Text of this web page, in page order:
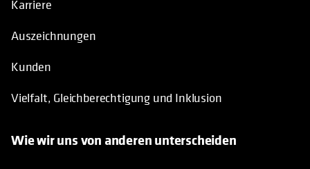
Karriere
Auszeichnungen
Kunden
Vielfalt, Gleichberechtigung und Inklusion
Wie wir uns von anderen unterscheiden